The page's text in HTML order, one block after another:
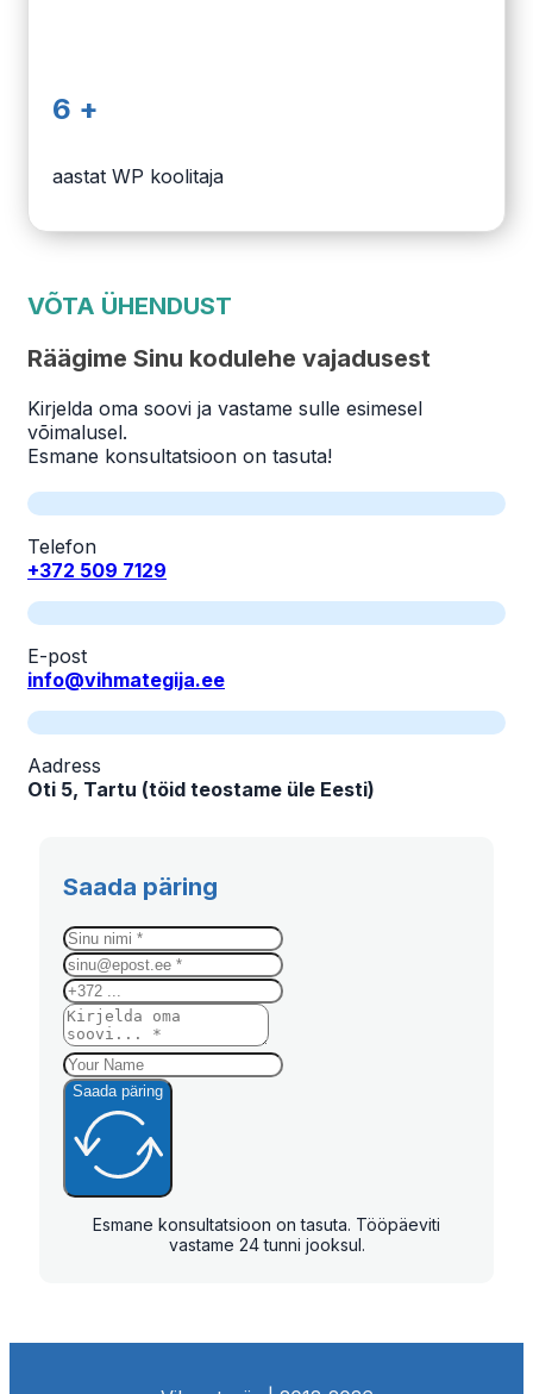
6 +
aastat WP koolitaja
VÕTA ÜHENDUST
Räägime Sinu kodulehe vajadusest
Kirjelda oma soovi ja vastame sulle esimesel
võimalusel.
Esmane konsultatsioon on tasuta!
Telefon
+372 509 7129
E-post
info@vihmategija.ee
Aadress
Oti 5, Tartu (töid teostame üle Eesti)
Saada päring
Saada päring
Esmane konsultatsioon on tasuta. Tööpäeviti
vastame 24 tunni jooksul.